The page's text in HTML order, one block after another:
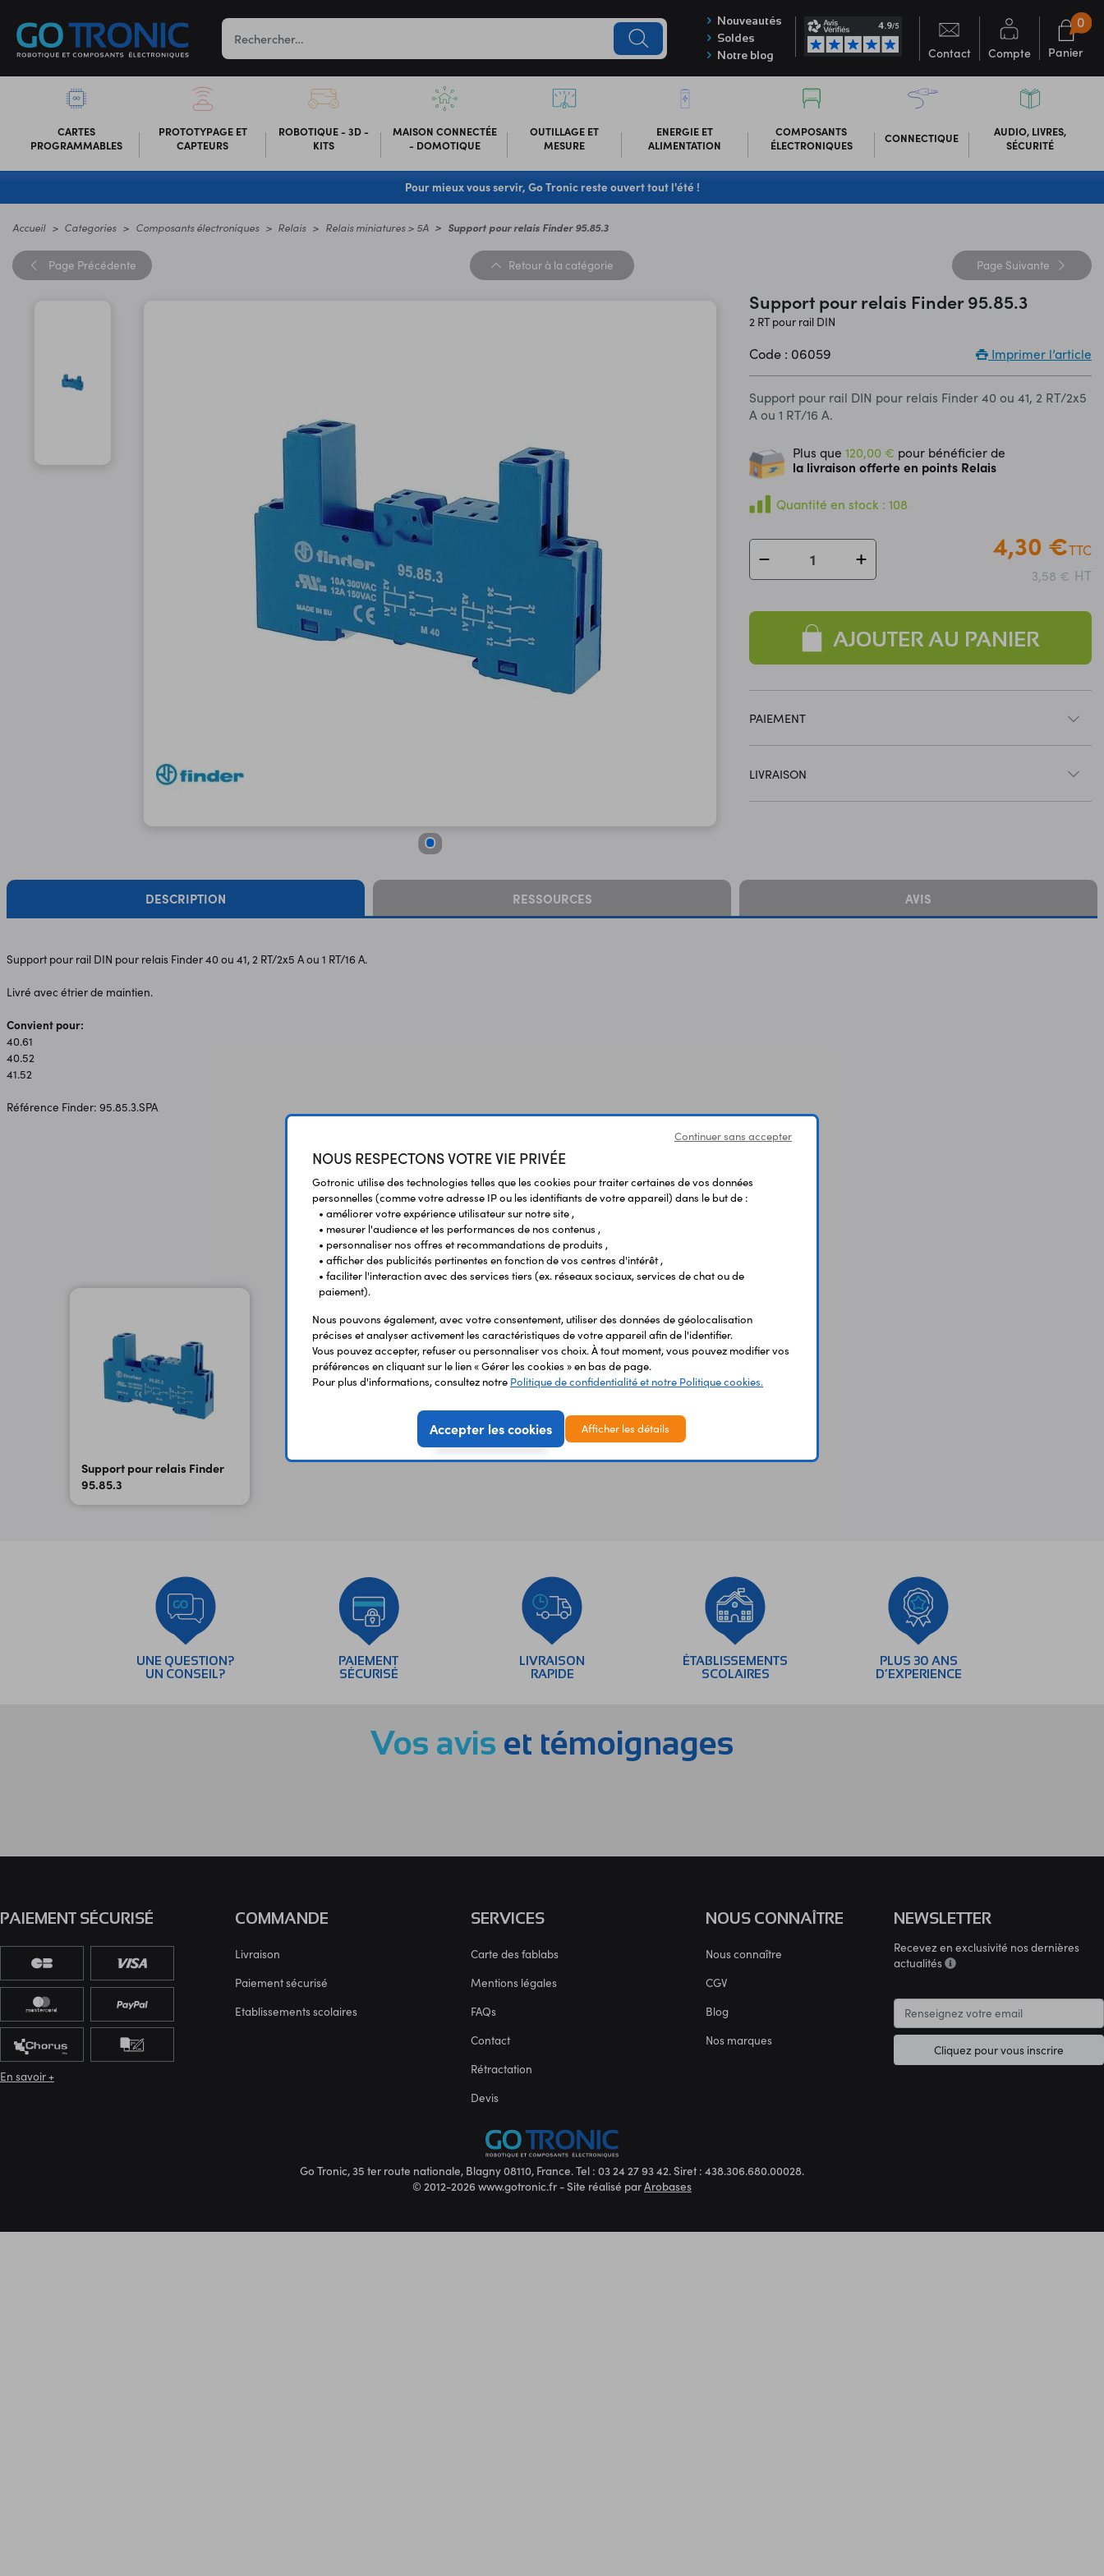
Nouveautés
Soldes
Notre blog
Contact Compte Panier
0
CARTES
PROGRAMMABLES
PROTOTYPAGE ET
CAPTEURS
ROBOTIQUE - 3D -
KITS
MAISON CONNECTÉE
- DOMOTIQUE
OUTILLAGE ET
MESURE
ENERGIE ET
ALIMENTATION
COMPOSANTS
ÉLECTRONIQUES
CONNECTIQUE
AUDIO, LIVRES,
SÉCURITÉ
Pour mieux vous servir, Go Tronic reste ouvert tout l'été !
Accueil Categories Composants électroniques Relais Relais miniatures > 5A Support pour relais Finder 95.85.3
Page Précédente Retour à la catégorie Page Suivante
Support pour relais Finder 95.85.3
2 RT pour rail DIN
Code : 06059 Imprimer l’article
Support pour rail DIN pour relais Finder 40 ou 41, 2 RT/2x5
A ou 1 RT/16 A.
Plus que120,00 € pour bénéficier de
la livraison offerte en points Relais
Quantité en stock : 108
4,30 €TTC
3,58 € HT
AJOUTER AU PANIER
PAIEMENT
LIVRAISON
DESCRIPTION RESSOURCES AVIS
Support pour rail DIN pour relais Finder 40 ou 41, 2 RT/2x5 A ou 1 RT/16 A.
​Livré avec étrier de maintien.
Convient pour:
40.61
40.52
41.52
Référence Finder: 95.85.3.SPA
Vous avez déja consulté
Support pour relais Finder
95.85.3
UNE QUESTION?
UN CONSEIL?
PAIEMENT
SÉCURISÉ
LIVRAISON
RAPIDE
ÉTABLISSEMENTS
SCOLAIRES
PLUS 30 ANS
D’EXPERIENCE
Vos avis et témoignages
COMMANDE
Livraison
Paiement sécurisé
Etablissements scolaires
SERVICES
Carte des fablabs
Mentions légales
FAQs
Contact
Rétractation
Devis
NOUS CONNAÎTRE
Nous connaître
CGV
Blog
Nos marques
NEWSLETTER
Recevez en exclusivité nos dernières
actualités
Cliquez pour vous inscrire
PAIEMENT SÉCURISÉ
En savoir +
Go Tronic, 35 ter route nationale, Blagny 08110, France. Tel : 03 24 27 93 42. Siret : 438.306.680.00028.
© 2012-2026 www.gotronic.fr - Site réalisé parArobases
Continuer sans accepter
NOUS RESPECTONS VOTRE VIE PRIVÉE
Gotronic utilise des technologies telles que les cookies pour traiter certaines de vos données
personnelles (comme votre adresse IP ou les identifiants de votre appareil) dans le but de :
• améliorer votre expérience utilisateur sur notre site ,
• mesurer l'audience et les performances de nos contenus ,
• personnaliser nos offres et recommandations de produits ,
• afficher des publicités pertinentes en fonction de vos centres d'intérêt ,
• faciliter l'interaction avec des services tiers (ex. réseaux sociaux, services de chat ou de
paiement).
Nous pouvons également, avec votre consentement, utiliser des données de géolocalisation
précises et analyser activement les caractéristiques de votre appareil afin de l'identifier.
Vous pouvez accepter, refuser ou personnaliser vos choix. À tout moment, vous pouvez modifier vos
préférences en cliquant sur le lien « Gérer les cookies » en bas de page.
Pour plus d'informations, consultez notre Politique de confidentialité et notre Politique cookies.
Accepter les cookies Afficher les détails